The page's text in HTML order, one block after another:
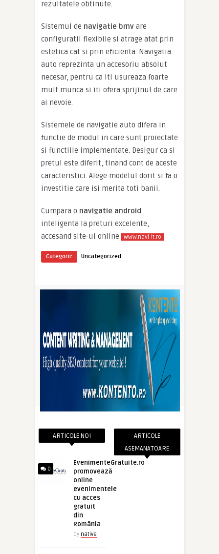
rezultatele obtinute.
Sistemul de navigatie bmv are
configuratii flexibile si atrage atat prin
estetica cat si prin eficienta. Navigatia
auto reprezinta un accesoriu absolut
necesar, pentru ca iti usureaza foarte
mult munca si iti ofera sprijinul de care
ai nevoie.
Sistemele de navigatie auto difera in
functie de modul in care sunt proiectate
si functiile implementate. Desigur ca si
pretul este diferit, tinand cont de aceste
caracteristici. Alege modelul dorit si fa o
investitie care isi merita toti banii.
Cumpara o navigatie android
inteligenta la preturi excelente,
accesand site-ul online
www.navi-it.ro
Categorii: Uncategorized
ARTICOLE NOI
0
EvenimenteGratuite.ro
promovează
online
evenimentele
cu acces
gratuit
din
România
by native
ARTICOLE
ASEMANATOARE